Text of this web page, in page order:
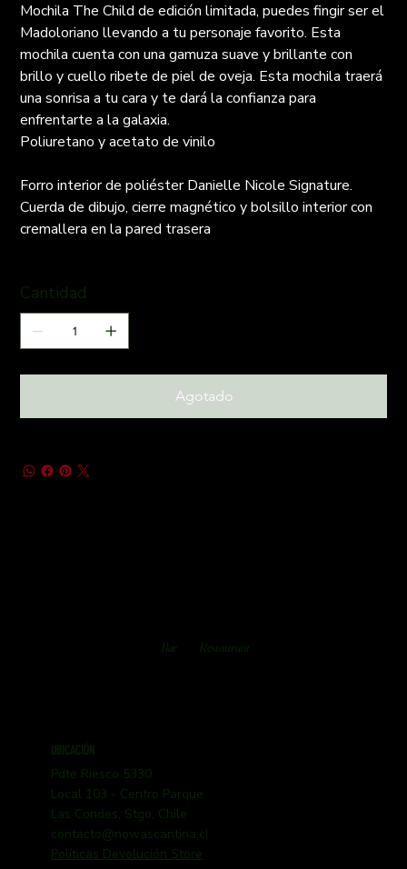
Mochila The Child de edición limitada, puedes fingir ser el
Madoloriano llevando a tu personaje favorito. Esta
mochila cuenta con una gamuza suave y brillante con
brillo y cuello ribete de piel de oveja. Esta mochila traerá
una sonrisa a tu cara y te dará la confianza para
enfrentarte a la galaxia.
Poliuretano y acetato de vinilo
Forro interior de poliéster Danielle Nicole Signature.
Cuerda de dibujo, cierre magnético y bolsillo interior con
cremallera en la pared trasera
Cantidad
Agotado
Bar Restaurant
UBICACIÓN
Pdte Riesco 5330
Local 103 - Centro Parque
Las Condes, Stgo, Chile
contacto@nowascantina.cl
Políticas Devolución Store